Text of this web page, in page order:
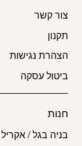
צור קשר
תקנון
הצהרת נגישות
ביטול עסקה
חנות
בניה בגל / אקריל